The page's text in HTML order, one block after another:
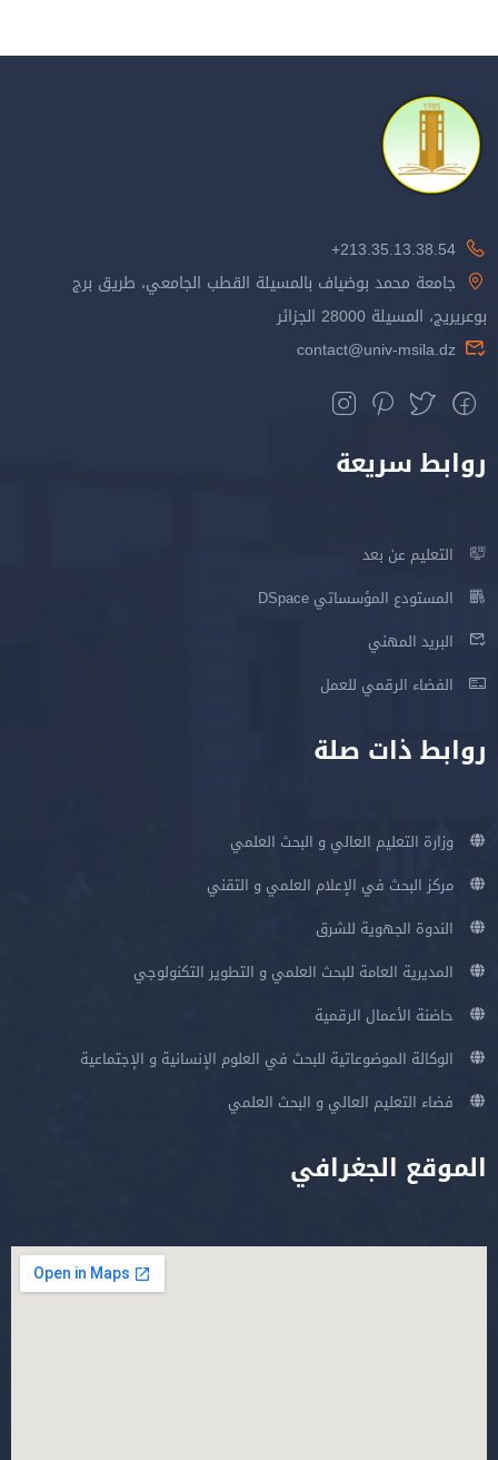
213.35.13.38.54+
جامعة محمد بوضياف بالمسيلة القطب الجامعي، طريق برج
بوعريريج، المسيلة 28000 الجزائر
contact@univ-msila.dz
روابط سريعة
التعليم عن بعد
المستودع المؤسساتي DSpace
البريد المهني
الفضاء الرقمي للعمل
روابط ذات صلة
وزارة التعليم العالي و البحث العلمي
مركز البحث في الإعلام العلمي و التقني
الندوة الجهوية للشرق
المديرية العامة للبحث العلمي و التطوير التكنولوجي
حاضنة الأعمال الرقمية
الوكالة الموضوعاتية للبحث في العلوم الإنسانية و الإجتماعية
فضاء التعليم العالي و البحث العلمي
الموقع الجغرافي